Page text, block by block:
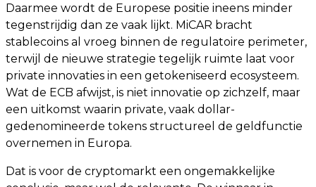
Daarmee wordt de Europese positie ineens minder
tegenstrijdig dan ze vaak lijkt. MiCAR bracht
stablecoins al vroeg binnen de regulatoire perimeter,
terwijl de nieuwe strategie tegelijk ruimte laat voor
private innovaties in een getokeniseerd ecosysteem.
Wat de ECB afwijst, is niet innovatie op zichzelf, maar
een uitkomst waarin private, vaak dollar-
gedenomineerde tokens structureel de geldfunctie
overnemen in Europa.
Dat is voor de cryptomarkt een ongemakkelijke